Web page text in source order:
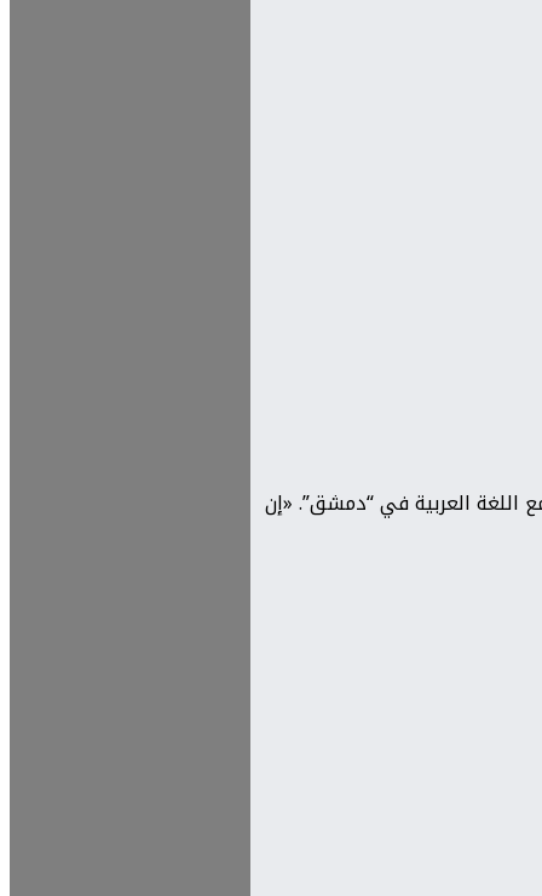
اللغة العربية في “دمشق”. «إن